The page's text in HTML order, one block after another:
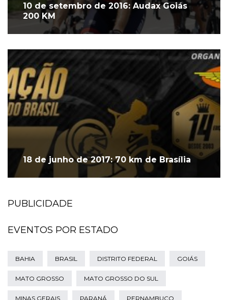
10 de setembro de 2016: Audax Goiás
200 KM
18 de junho de 2017: 70 km de Brasília
PUBLICIDADE
EVENTOS POR ESTADO
BAHIA BRASIL DISTRITO FEDERAL GOIÁS
MATO GROSSO MATO GROSSO DO SUL
MINAS GERAIS PARANÁ PERNAMBUCO